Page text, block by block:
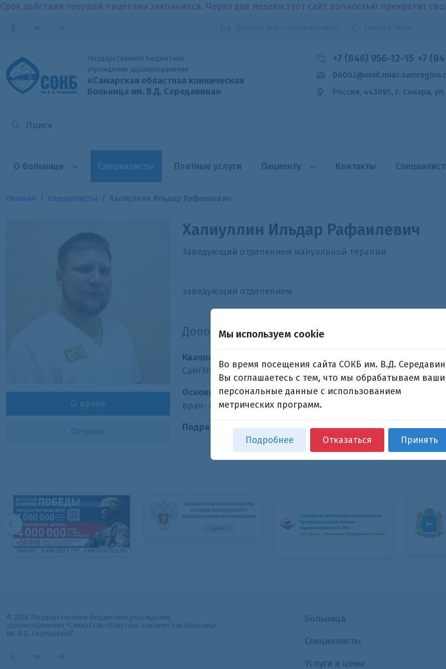
Срок действия текущей лицензии закончился. Через две недели этот сайт полностью прекратит
Государственное бюджетное
учреждение здравоохранения
«Самарская областная клиническая
больница им. В.Д. Середавина»
+7 (846) 956-12-15 +7
Россия, 443095, г. Самара,
О больнице Специалисты Платные услуги Пациенту Контакты
Халиуллин Ильдар Рафаилевич
О враче
Отзывы
Халиуллин Ильдар Рафаилевич
Заведующий отделением мануальной терапии
заведующий отделением
Дополнительная информация
Квалификация:
СамГМУ 2009год
Основная специализация:
врач- мануальный терапевт
Подразделения: Отделение мануальной терапии
© 2026 Государственное бюджетное учреждение
здравоохранения "Самарская областная клиническая больница
им. В.Д. Середавина"
Больница
Специалисты
Услуги и цены
Мы используем cookie
Во время посещения сайта СОКБ им. В.Д.
Вы соглашаетесь с тем, что мы обрабатываем ваши
персональные данные с использованием
метрических программ.
Подробнее Отказаться Принять